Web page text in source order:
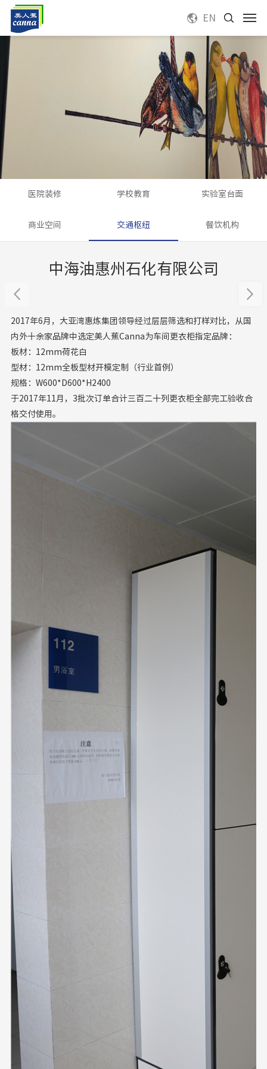
EN
医院装修 学校教育 实验室台面
商业空间 交通枢纽 餐饮机构
中海油惠州石化有限公司
2017年6月，大亚湾惠炼集团领导经过层层筛选和打样对比，从国
内外十余家品牌中选定美人蕉Canna为车间更衣柜指定品牌：
板材：12mm荷花白
型材：12mm全板型材开模定制（行业首例）
规格：W600*D600*H2400
于2017年11月，3批次订单合计三百二十列更衣柜全部完工验收合
格交付使用。